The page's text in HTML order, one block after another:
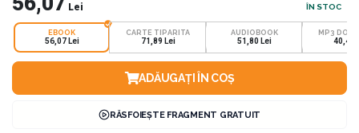
Lei ÎN STOC
EBOOK
56,07 Lei
CARTE TIPARITA
71,89 Lei
AUDIOBOOK
51,80 Lei
MP3
40,40
ADĂUGAȚI ÎN COȘ
RĂSFOIEȘTE FRAGMENT GRATUIT